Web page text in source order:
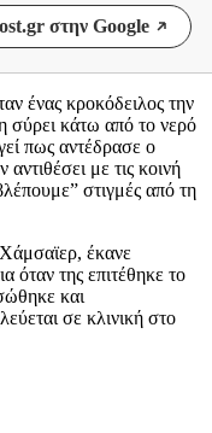
στην Google
ένας κροκόδειλος την
σύρει κάτω από το νερό
πως αντέδρασε ο
με τις κοινή
στιγμές από τη
έκανε
όταν της επιτέθηκε το
και
σε κλινική στο